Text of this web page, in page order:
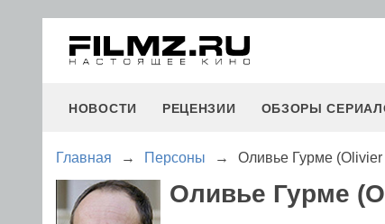
НОВОСТИ РЕЦЕНЗИИ ОБЗОРЫ
Главная → Персоны → Оливье Гурме (Olivier
Оливье Гурме